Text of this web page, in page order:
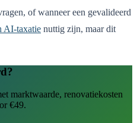
of wanneer een gevalideerd
AI-taxatie nuttig zijn, maar dit
marktwaarde, renovatiekosten
€49.